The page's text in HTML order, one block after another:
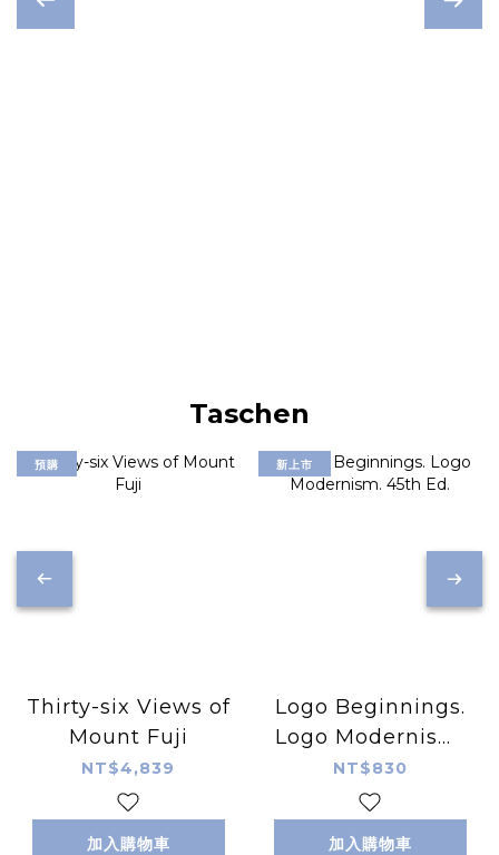
Taschen
預購
Thirty-six Views of
Mount Fuji
NT$4,839
加入購物車
新上市
Logo Beginnings.
Logo Modernism.
45th Ed.
NT$830
加入購物車